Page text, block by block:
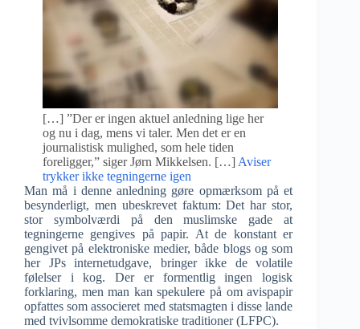
[…] ”Der er ingen aktuel anledning lige her
og nu i dag, mens vi taler. Men det er en
journalistisk mulighed, som hele tiden
foreligger,” siger Jørn Mikkelsen. […] Aviser
trykker ikke tegningerne igen
Man må i denne anledning gøre opmærksom på et
besynderligt, men ubeskrevet faktum: Det har stor,
stor symbolværdi på den muslimske gade at
tegningerne gengives på papir. At de konstant er
gengivet på elektroniske medier, både blogs og som
her JPs internetudgave, bringer ikke de volatile
følelser i kog. Der er formentlig ingen logisk
forklaring, men man kan spekulere på om avispapir
opfattes som associeret med statsmagten i disse lande
med tvivlsomme demokratiske traditioner (LFPC).